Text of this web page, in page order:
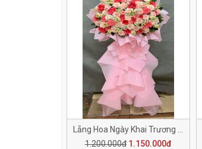
1.200.000đ 1.150.000đ